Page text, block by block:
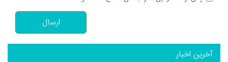
ارسال
آخرین اخبار